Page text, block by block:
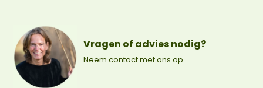
Vragen of advies nodig?
Neem contact met ons op